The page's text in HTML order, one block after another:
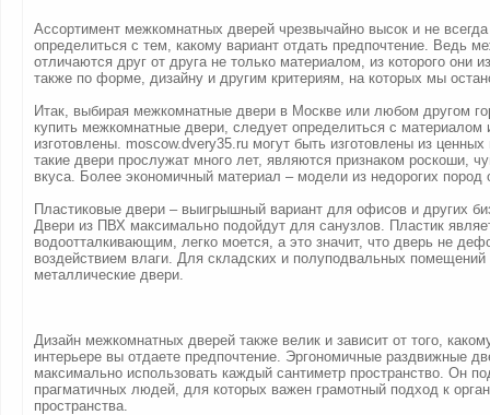
Ассортимент межкомнатных дверей чрезвычайно высок и не всегда
определиться с тем, какому вариант отдать предпочтение. Ведь
отличаются друг от друга не только материалом, из которого они
также по форме, дизайну и другим критериям, на которых мы
Итак, выбирая межкомнатные двери в Москве или любом другом
купить межкомнатные двери, следует определиться с материалом
изготовлены. moscow.dvery35.ru могут быть изготовлены из
такие двери прослужат много лет, являются признаком роскоши,
вкуса. Более экономичный материал – модели из недорогих
Пластиковые двери – выигрышный вариант для офисов и других
Двери из ПВХ максимально подойдут для санузлов. Пластик
водоотталкивающим, легко моется, а это значит, что дверь не
воздействием влаги. Для складских и полуподвальных
металлические двери.
Дизайн межкомнатных дверей также велик и зависит от того,
интерьере вы отдаете предпочтение. Эргономичные раздвижные
максимально использовать каждый сантиметр пространство. Он
прагматичных людей, для которых важен грамотный подход к
пространства.